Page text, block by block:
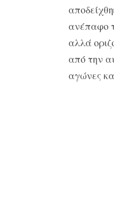
ανέπαφο
αλλά
από την
αγώνες